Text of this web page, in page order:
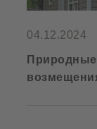
04.12.2024